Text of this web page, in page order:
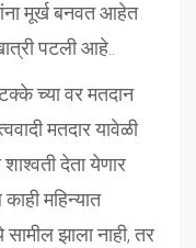
मूर्ख बनवत आहेत
पटली आहे..
च्या वर मतदान
मतदार यावेळी
देता येणार
महिन्यात
झाला नाही, तर